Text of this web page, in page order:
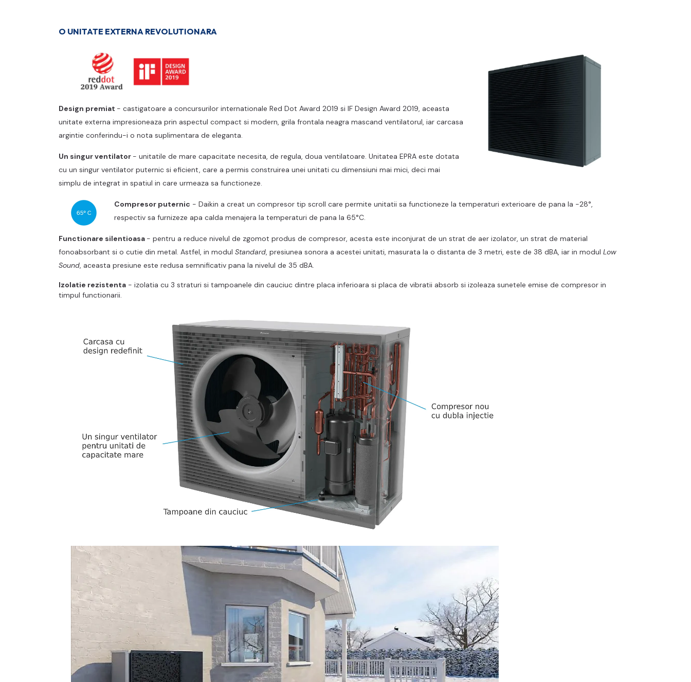
O UNITATE EXTERNA REVOLUTIONARA
Design premiat - castigatoare a concursurilor internationale Red Dot Award 2019 si IF Design Award 2019, aceasta
unitate externa impresioneaza prin aspectul compact si modern, grila frontala neagra mascand ventilatorul, iar carcasa
argintie conferindu-i o nota suplimentara de eleganta.
Un singur ventilator - unitatile de mare capacitate necesita, de regula, doua ventilatoare. Unitatea EPRA este dotata
cu un singur ventilator puternic si eficient, care a permis construirea unei unitati cu dimensiuni mai mici, deci mai
simplu de integrat in spatiul in care urmeaza sa functioneze.
Compresor puternic - Daikin a creat un compresor tip scroll care permite unitatii sa functioneze la temperaturi exterioare de pana la -28°,
respectiv sa furnizeze apa calda menajera la temperaturi de pana la 65°C.
Functionare silentioasa - pentru a reduce nivelul de zgomot produs de compresor, acesta este inconjurat de un strat de aer izolator, un strat de material
fonoabsorbant si o cutie din metal. Astfel, in modul Standard, presiunea sonora a acestei unitati, masurata la o distanta de 3 metri, este de 38 dBA, iar in modul Low
Sound, aceasta presiune este redusa semnificativ pana la nivelul de 35 dBA.
Izolatie rezistenta - izolatia cu 3 straturi si tampoanele din cauciuc dintre placa inferioara si placa de vibratii absorb si izoleaza sunetele emise de compresor in
timpul functionarii.